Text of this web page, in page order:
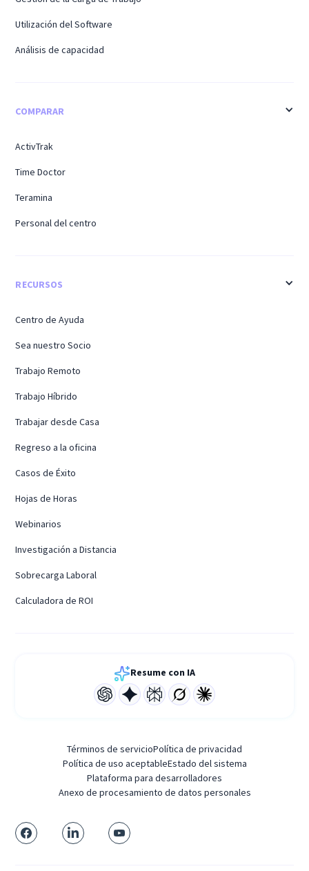
Utilización del Software
Análisis de capacidad
COMPARAR
ActivTrak
Time Doctor
Teramina
Personal del centro
RECURSOS
Centro de Ayuda
Sea nuestro Socio
Trabajo Remoto
Trabajo Híbrido
Trabajar desde Casa
Regreso a la oficina
Casos de Éxito
Hojas de Horas
Webinarios
Investigación a Distancia
Sobrecarga Laboral
Calculadora de ROI
Resume con IA
Términos de servicioPolítica de privacidad
Política de uso aceptableEstado del sistema
Plataforma para desarrolladores
Anexo de procesamiento de datos personales